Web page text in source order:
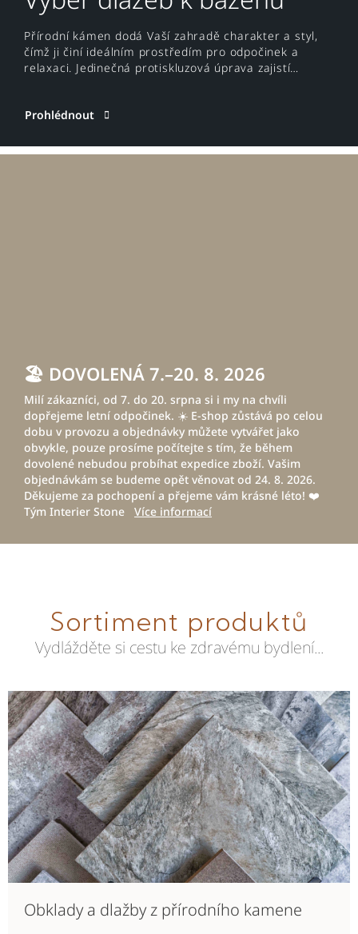
Přírodní kámen dodá Vaší zahradě charakter a styl,
čímž ji činí ideálním prostředím pro odpočinek a
relaxaci. Jedinečná protiskluzová úprava zajistí
Prohlédnout
🏖️ DOVOLENÁ 7.–20. 8. 2026
Milí zákazníci, od 7. do 20. srpna si i my na chvíli
dopřejeme letní odpočinek. ☀️ E-shop zůstává po celou
dobu v provozu a objednávky můžete vytvářet jako
obvykle, pouze prosíme počítejte s tím, že během
dovolené nebudou probíhat expedice zboží. Vašim
objednávkám se budeme opět věnovat od 24. 8. 2026.
Děkujeme za pochopení a přejeme vám krásné léto! ❤️
Tým Interier Stone
Více informací
Sortiment produktů
Vydlážděte si cestu ke zdravému bydlení...
Obklady a dlažby z přírodního kamene